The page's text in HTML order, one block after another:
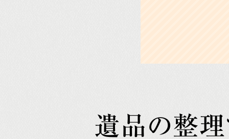
遺品の整理